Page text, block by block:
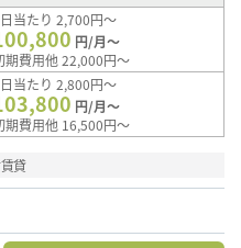
当たり 2,700円～
円/月～
期費用他 22,000円～
当たり 2,800円～
円/月～
期費用他 16,500円～
貸